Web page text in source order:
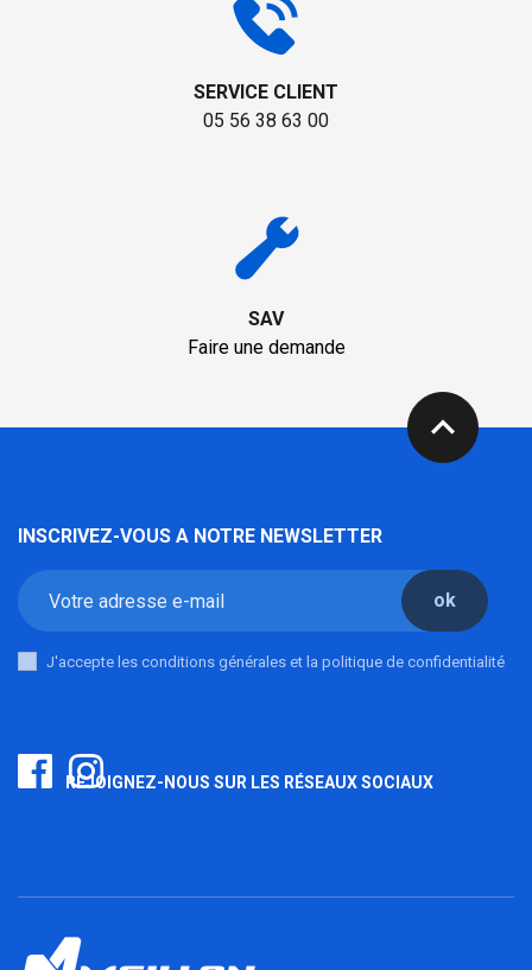
SERVICE CLIENT
05 56 38 63 00
SAV
Faire une demande
expand_less
INSCRIVEZ-VOUS A NOTRE NEWSLETTER
ok
J'accepte les conditions générales et la politique de confidentialité
REJOIGNEZ-NOUS SUR LES RÉSEAUX SOCIAUX